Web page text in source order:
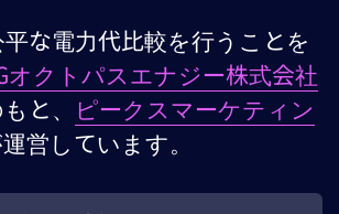
な電力代比較を行うことを
オクトパスエナジー株式会社
と、
ピークスマーケティン
営しています。